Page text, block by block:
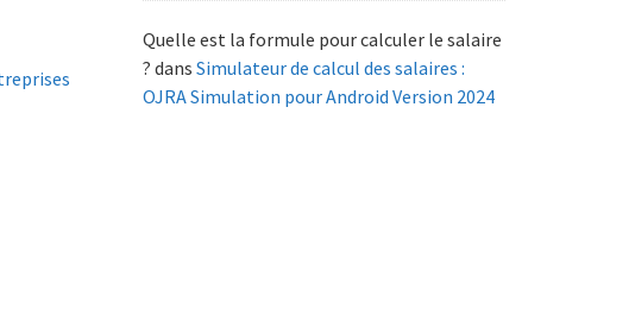
Quelle est la formule pour calculer le salaire
? dansSimulateur de calcul des salaires :
OJRA Simulation pour Android Version 2024